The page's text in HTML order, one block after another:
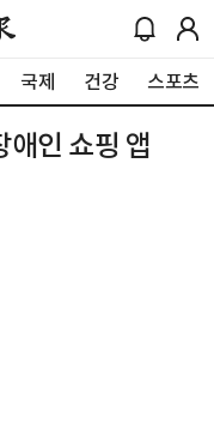
국제 건강 스포츠
인 쇼핑 앱